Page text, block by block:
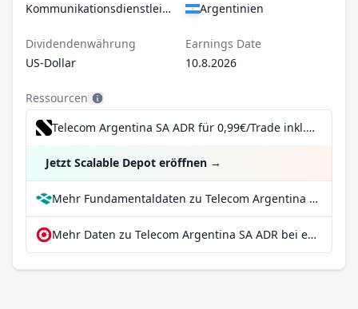
Kommunikationsdienstleistungen
Argentinien
Dividendenwährung
US-Dollar
Earnings Date
10.8.2026
Ressourcen
Telecom Argentina SA ADR für 0,99€/Trade inkl. Dividend Reinvestment Plan
Jetzt Scalable Depot eröffnen →
Mehr Fundamentaldaten zu Telecom Argentina SA ADR bei Parqet
Mehr Daten zu Telecom Argentina SA ADR bei extraETF